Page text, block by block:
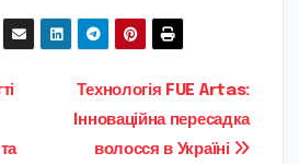
Технологія FUE Artas:
Інноваційна пересадка
волосся в Україні